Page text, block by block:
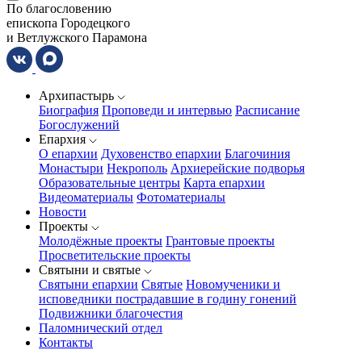
По благословению
епископа Городецкого
и Ветлужского Парамона
Архипастырь
Биография Проповеди и интервью Расписание
Богослужений
Епархия
О епархии Духовенство епархии Благочиния
Монастыри Некрополь Архиерейские подворья
Образовательные центры Карта епархии
Видеоматериалы Фотоматериалы
Новости
Проекты
Молодёжные проекты Грантовые проекты
Просветительские проекты
Святыни и святые
Святыни епархии Святые Новомученики и
исповедники пострадавшие в годину гонений
Подвижники благочестия
Паломнический отдел
Контакты